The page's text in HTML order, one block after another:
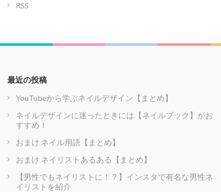
RSS
最近の投稿
YouTubeから学ぶネイルデザイン【まとめ】
ネイルデザインに迷ったときには【ネイルブック】がお
すすめ！
おまけ ネイル用語【まとめ】
おまけ ネイリストあるある【まとめ】
【男性でもネイリストに！？】インスタで有名な男性ネ
イリストを紹介